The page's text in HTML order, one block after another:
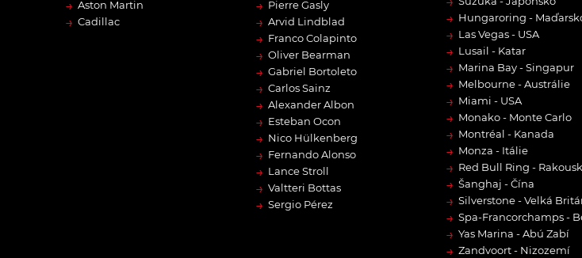
→ Aston Martin
→ Cadillac
→ Pierre Gasly
→ Arvid Lindblad
→ Franco Colapinto
→ Oliver Bearman
→ Gabriel Bortoleto
→ Carlos Sainz
→ Alexander Albon
→ Esteban Ocon
→ Nico Hülkenberg
→ Fernando Alonso
→ Lance Stroll
→ Valtteri Bottas
→ Sergio Pérez
→ Hungaroring -
→ Las Vegas - USA
→ Lusail - Katar
→ Marina Bay - Singapur
→ Melbourne - Austrálie
→ Miami - USA
→ Monako - Monte Carlo
→ Montréal - Kanada
→ Monza - Itálie
→ Red Bull Ring -
→ Šanghaj - Čína
→ Silverstone - Velká
→ Spa-Francorchamps -
→ Yas Marina - Abú Zabí
→ Zandvoort - Nizozemí